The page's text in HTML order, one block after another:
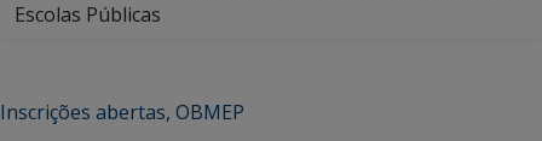
Escolas Públicas
Inscrições abertas, OBMEP